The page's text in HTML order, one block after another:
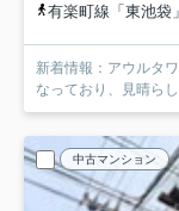
有楽町線「東池袋
新着情報：アウルタ
なっており、見晴ら
中古マンション